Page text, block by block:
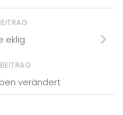
eklig
verändert